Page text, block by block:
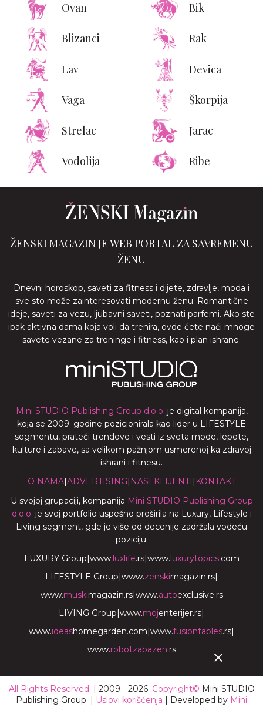
Ovan Bik
Blizanci Rak
Lav Devica
Vaga Škorpija
Strelac Jarac
Vodolija Ribe
ŽENSKI MAGAZIN JE WEB PORTAL ZA SAVREMENU
ŽENU
Dnevni horoskop, saveti za fitness i dijete, zdravlje, moda i
sve sto može zainteresovati modernu ženu. Romantične
ideje, saveti za vezu, ljubavni saveti, poznati parfemi. Ako ste
ipak aktivna dama koja voli da trenira, ovde ćete naći mnoge
savete vezane za treninge i fitness, kao i plan ishrane.
Mini STUDIO Publishing Group d.o.o. je digital kompanija,
koja se 2009. godine pozicionirala kao lider u LIFESTYLE
segmentu, prateći trendove i vesti iz sveta mode, lepote,
kulture i zabave, sa velikom pažnjom usmerenoj ka zdravoj
ishrani i fitnesu.
O NAMA|ADVERTISING| NASI KLIJENTI | KONTAKT
U svojoj grupaciji, kompanija Mini STUDIO Publishing Group
d.o.o. je svoj portfolio uspešno proširila na Luxury, Lifestyle i
Living segment, gde je više od decenije zadržala vodeću
poziciju:
LUXURY Group|www.luxlife.rs|www.luxurytopics.com
LIFESTYLE Group|www.zenskimagazin.rs|
www.muskimagazin.rs|www.autoexclusive.rs
LIVING Group|www.mojenterijer.rs|
www.ideashomegarden.com|www.fusiontables.rs|
www.robotzabazen.rs
All Rights Reserved. | 2009 - 2026. Copyright© Mini STUDIO
Publishing Group. | Uslovi korišćenja | Developed by Mini